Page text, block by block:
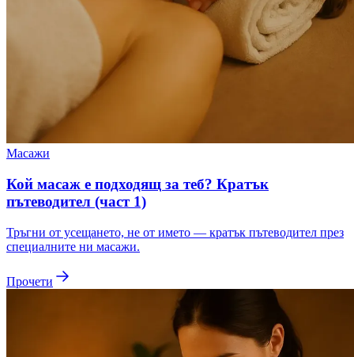
Масажи
Кой масаж е подходящ за теб? Кратък
пътеводител (част 1)
Тръгни от усещането, не от името — кратък пътеводител през
специалните ни масажи.
Прочети